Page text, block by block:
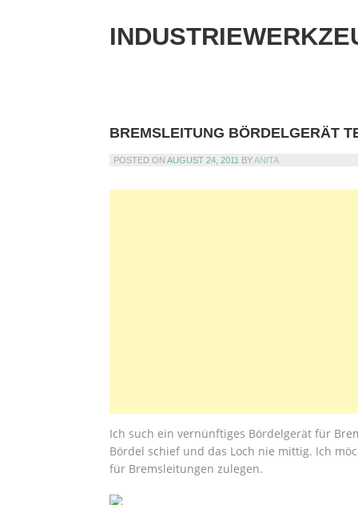
BREMSLEITUNG BÖRDELGERÄT
POSTED ON AUGUST 24, 2011 BYANITA
Ich such ein vernünftiges Bördelgerät für
Bördel schief und das Loch nie mittig. Ich
für Bremsleitungen zulegen.